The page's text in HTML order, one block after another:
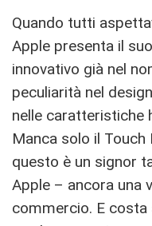
Quando tutti
Apple presenta il
innovativo già nel
peculiarità nel
nelle caratteristiche
Manca solo il
questo è un signor
Apple – ancora una
commercio. E costa